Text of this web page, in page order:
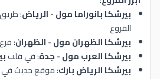
بيرشكا بانوراما مول - الرياض: طريق
الفروع
بيرشكا الظهران مول - الظهران:
بيرشكا العرب مول - جدة: في قلب
بيرشكا الرياض بارك: موقع حديث